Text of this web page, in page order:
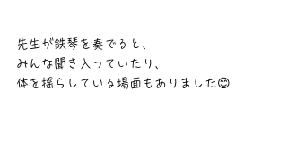
先生が鉄琴を奏でると、
みんな聞き入っていたり、
体を揺らしている場面もありました😊